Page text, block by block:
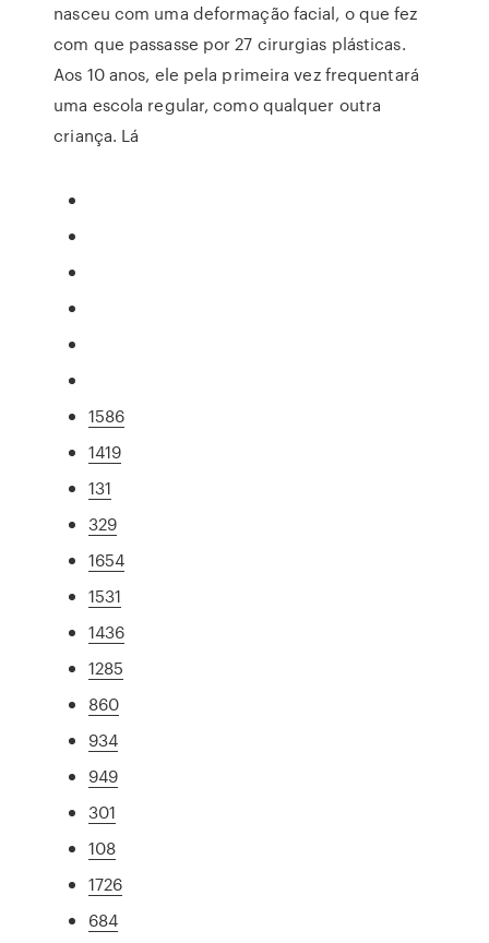
nasceu com uma deformação facial, o que fez
com que passasse por 27 cirurgias plásticas.
Aos 10 anos, ele pela primeira vez frequentará
uma escola regular, como qualquer outra
criança. Lá
1586
1419
131
329
1654
1531
1436
1285
860
934
949
301
108
1726
684